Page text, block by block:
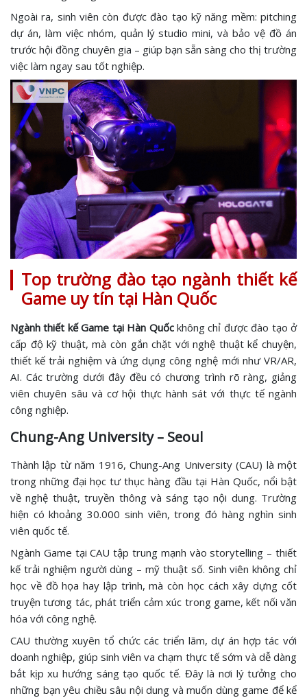
Ngoài ra, sinh viên còn được đào tạo kỹ năng mềm: pitching
dự án, làm việc nhóm, quản lý studio mini, và bảo vệ đồ án
trước hội đồng chuyên gia – giúp bạn sẵn sàng cho thị trường
việc làm ngay sau tốt nghiệp.
Top trường đào tạo ngành thiết kế
Game uy tín tại Hàn Quốc
Ngành thiết kế Game tại Hàn Quốc không chỉ được đào tạo ở
cấp độ kỹ thuật, mà còn gắn chặt với nghệ thuật kể chuyện,
thiết kế trải nghiệm và ứng dụng công nghệ mới như VR/AR,
AI. Các trường dưới đây đều có chương trình rõ ràng, giảng
viên chuyên sâu và cơ hội thực hành sát với thực tế ngành
công nghiệp.
Chung-Ang University – Seoul
Thành lập từ năm 1916, Chung-Ang University (CAU) là một
trong những đại học tư thục hàng đầu tại Hàn Quốc, nổi bật
về nghệ thuật, truyền thông và sáng tạo nội dung. Trường
hiện có khoảng 30.000 sinh viên, trong đó hàng nghìn sinh
viên quốc tế.
Ngành Game tại CAU tập trung mạnh vào storytelling – thiết
kế trải nghiệm người dùng – mỹ thuật số. Sinh viên không chỉ
học về đồ họa hay lập trình, mà còn học cách xây dựng cốt
truyện tương tác, phát triển cảm xúc trong game, kết nối văn
hóa với công nghệ.
CAU thường xuyên tổ chức các triển lãm, dự án hợp tác với
doanh nghiệp, giúp sinh viên va chạm thực tế sớm và dễ dàng
bắt kịp xu hướng sáng tạo quốc tế. Đây là nơi lý tưởng cho
những bạn yêu chiều sâu nội dung và muốn dùng game để kể